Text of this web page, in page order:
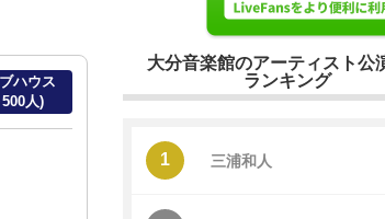
ハウス
人)
大分音楽館のアーティスト公
ランキング
1 三浦和人